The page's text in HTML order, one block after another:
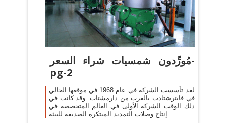
مُورِّدون شمسيات شراء السعر-
pg-2
لقد تأسست الشركة في عام 1968 في موقعها الحالي
في فايترشتادت بالقرب من دارمشتات. وقد كانت في
ذلك الوقت الشركة الأولى في العالم المتخصصة في
إنتاج وصلات التمديد المبتكرة الصديقة للبيئة.